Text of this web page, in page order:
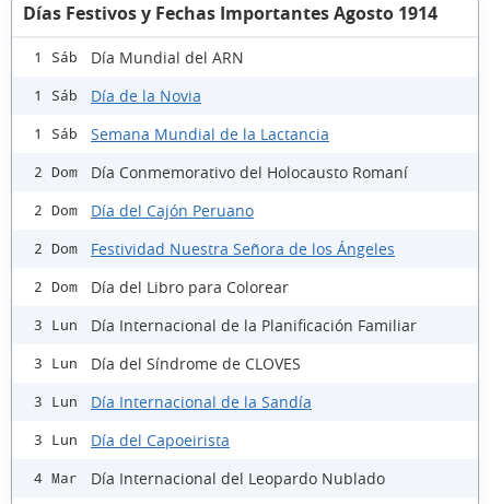
Días Festivos y Fechas Importantes Agosto 1914
1 Sáb Día Mundial del ARN
1 Sáb Día de la Novia
1 Sáb Semana Mundial de la Lactancia
2 Dom Día Conmemorativo del Holocausto Romaní
2 Dom Día del Cajón Peruano
2 Dom Festividad Nuestra Señora de los Ángeles
2 Dom Día del Libro para Colorear
3 Lun Día Internacional de la Planificación Familiar
3 Lun Día del Síndrome de CLOVES
3 Lun Día Internacional de la Sandía
3 Lun Día del Capoeirista
4 Mar Día Internacional del Leopardo Nublado